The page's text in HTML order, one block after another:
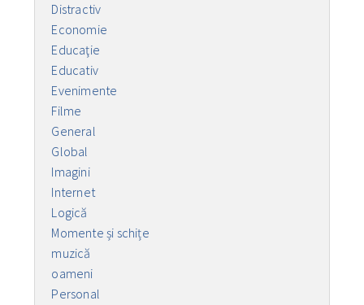
Distractiv
Economie
Educaţie
Educativ
Evenimente
Filme
General
Global
Imagini
Internet
Logică
Momente și schițe
muzică
oameni
Personal